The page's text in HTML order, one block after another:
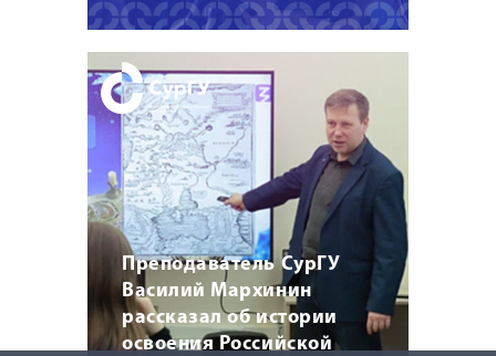
Преподаватель СурГУ
Василий Мархинин
рассказал об истории
освоения Российской